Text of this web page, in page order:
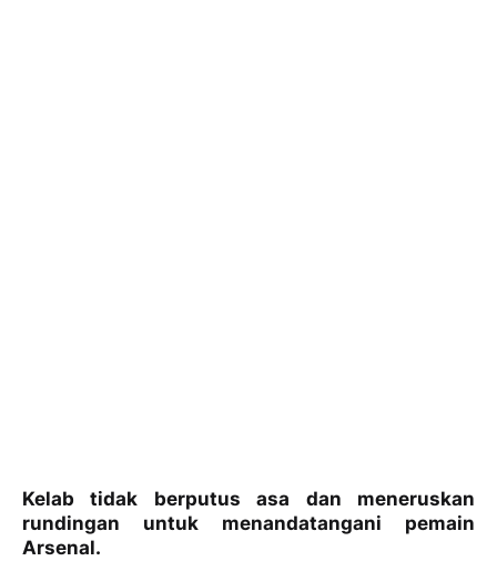
Kelab tidak berputus asa dan meneruskan
rundingan untuk menandatangani pemain
Arsenal.